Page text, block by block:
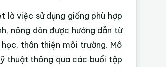
là việc sử dụng giống phù hợp
nông dân được hướng dẫn từ
thân thiện môi trường. Mô
thuật thông qua các buổi tập